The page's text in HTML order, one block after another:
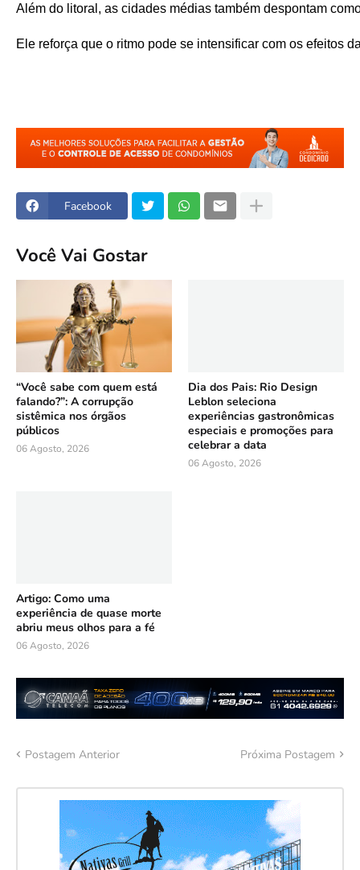
Além do litoral, as cidades médias também despontam
Ele reforça que o ritmo pode se intensificar com os efeitos
Facebook
Você Vai Gostar
“Você sabe com quem está
falando?”: A corrupção
sistêmica nos órgãos
públicos
06 Agosto, 2026
Dia dos Pais: Rio Design
Leblon seleciona
experiências gastronômicas
especiais e promoções para
celebrar a data
06 Agosto, 2026
Artigo: Como uma
experiência de quase morte
abriu meus olhos para a fé
06 Agosto, 2026
Postagem Anterior Próxima Postagem